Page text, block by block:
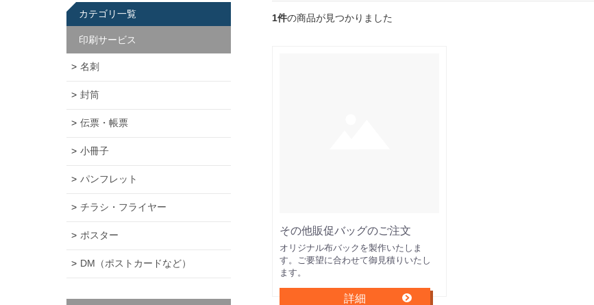
1件の商品が見つかりました
その他販促バッグのご注文
オリジナル布バックを製作いたしま
す。ご要望に合わせて御見積りいたし
ます。
詳細
カテゴリ一覧
印刷サービス
名刺
封筒
伝票・帳票
小冊子
パンフレット
チラシ・フライヤー
ポスター
DM（ポストカードなど）